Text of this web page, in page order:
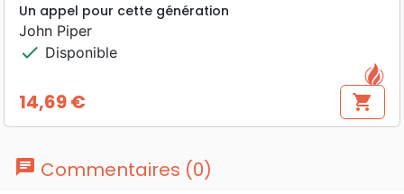
Un appel pour cette génération
John Piper
check Disponible
Prix
14,69 € shopping_cart
chat Commentaires (0)